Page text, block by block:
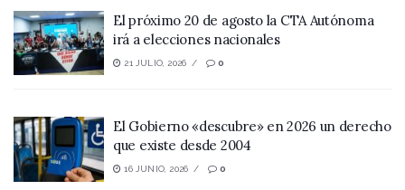
El próximo 20 de agosto la CTA Autónoma
irá a elecciones nacionales
21 JULIO, 2026 0
El Gobierno «descubre» en 2026 un derecho
que existe desde 2004
16 JUNIO, 2026 0